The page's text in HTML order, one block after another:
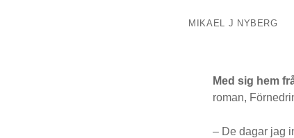
MIKAEL J NYBERG
Med sig hem
roman,
– De dagar jag